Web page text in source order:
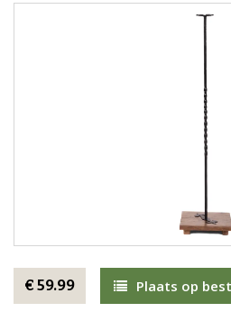
€ 59.99 Plaats op